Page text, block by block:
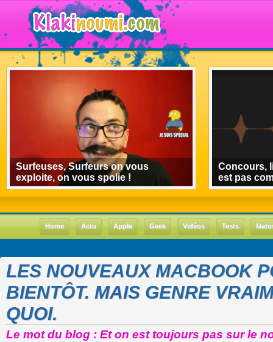
Surfeuses, Surfeurs on vous
exploite, on vous spolie !
Concours,
est pas
Home Actu Apple Geek Vidéos Tests
LES NOUVEAUX MACBOOK
BIENTÔT. MAIS GENRE
QUOI.
Le mot du blog : Et on est toujours pas sur le